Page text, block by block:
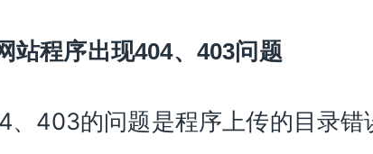
站程序出现404、 403问题
、403的问题是程序上传的目录错